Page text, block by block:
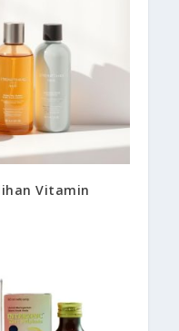
Vitamin